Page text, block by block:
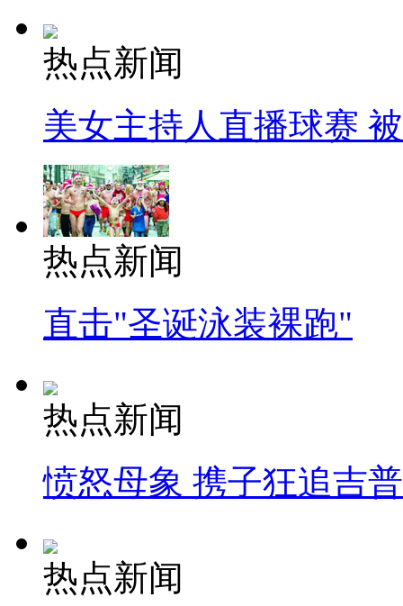
热点新闻
美女主持人直播球赛
热点新闻
直击"圣诞泳装裸跑"
热点新闻
愤怒母象 携子狂追吉
热点新闻